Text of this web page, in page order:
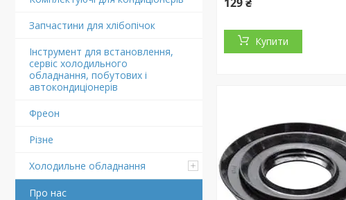
Запчастини для хлібопічок
Інструмент для встановлення,
сервіс холодильного
обладнання, побутових і
автокондиціонерів
Фреон
Різне
Холодильне обладнання
Про нас
Купити